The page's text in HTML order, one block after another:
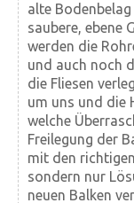
alte
saubere, ebene
werden die
und auch noch
die Fliesen
um uns und die
welche
Frei­legung der
mit den
sondern nur
neuen Balken